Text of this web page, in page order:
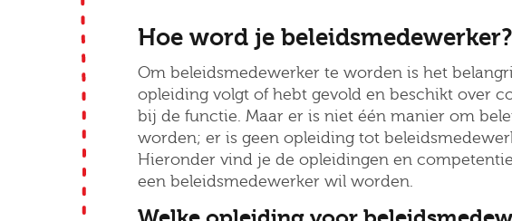
Hoe word je beleidsmedewerker?
Om beleidsmedewerker te worden is het
opleiding volgt of hebt gevold en beschikt over
bij de functie. Maar er is niet één manier om
worden; er is geen opleiding tot
Hieronder vind je de opleidingen en
een beleidsmedewerker wil worden.